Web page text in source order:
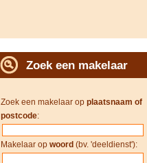
Zoek een makelaar
Zoek een makelaar op plaatsnaam of
postcode:
Makelaar op woord (bv. 'deeldienst'):